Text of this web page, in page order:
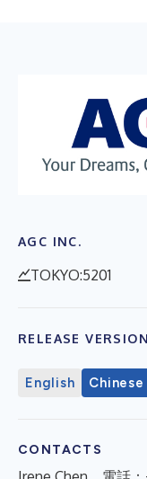
AGC INC.
TOKYO:5201
RELEASE
English
CONTACTS